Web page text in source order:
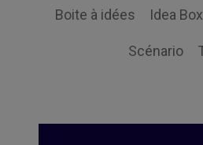
Boite à idées Idea Box
Scénario